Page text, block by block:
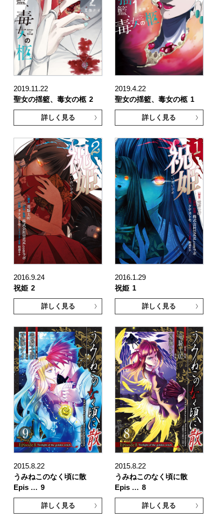
2019.11.22
聖女の揺籃、毒女の柩 2
詳しく見る
2019.4.22
聖女の揺籃、毒女の柩 1
詳しく見る
2016.9.24
祝姫 2
詳しく見る
2016.1.29
祝姫 1
詳しく見る
2015.8.22
うみねこのなく頃に散
Epis … 9
詳しく見る
2015.8.22
うみねこのなく頃に散
Epis … 8
詳しく見る